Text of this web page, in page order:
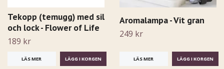
Tekopp (temugg) med sil
och lock - Flower of Life
189 kr
LÄS MER
Aromalampa - Vit gran
249 kr
LÄS MER